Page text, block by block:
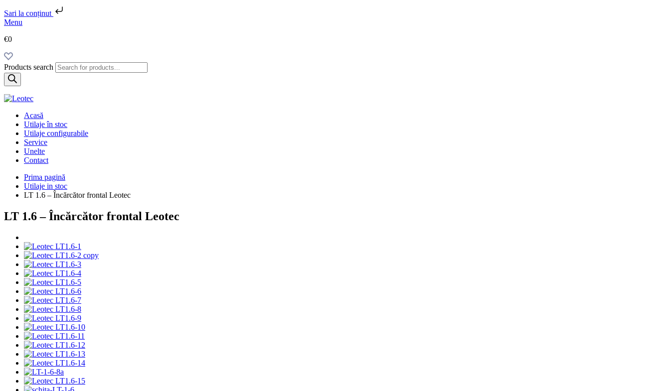
Sari la conținut
Menu
€0
Products search
Acasă
Utilaje în stoc
Utilaje configurabile
Service
Unelte
Contact
Prima pagină
Utilaje in stoc
LT 1.6 – Încărcător frontal Leotec
LT 1.6 – Încărcător frontal Leotec